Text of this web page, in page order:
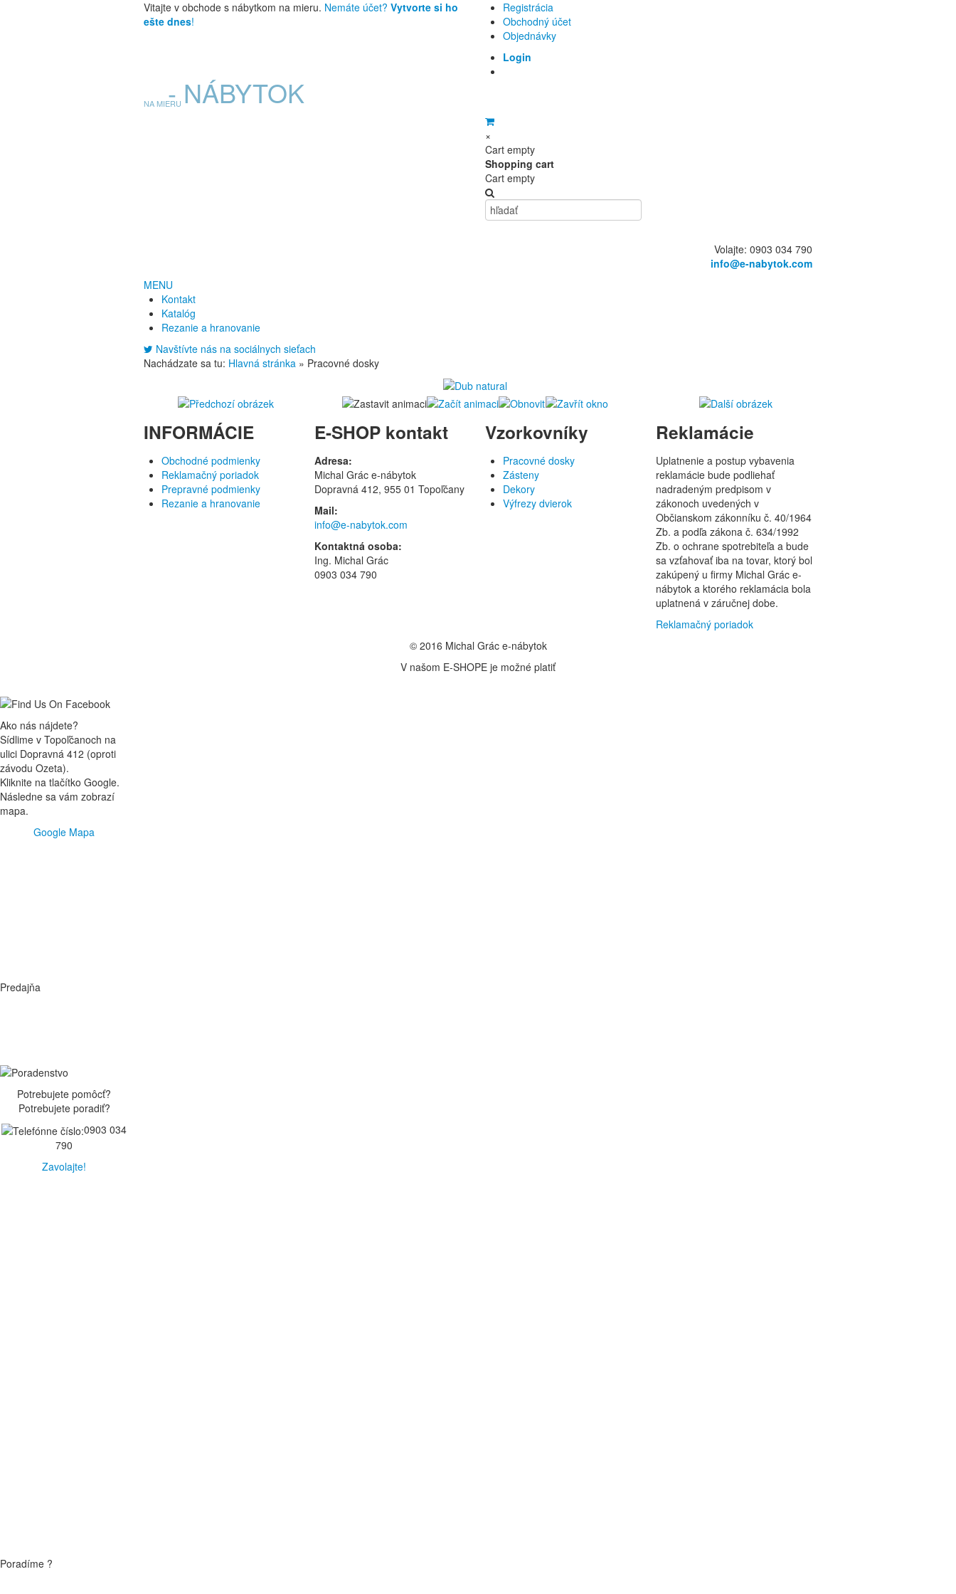
Vitajte v obchode s nábytkom na mieru. Nemáte účet? Vytvorte si ho
ešte dnes!
Registrácia
Obchodný účet
Objednávky
Login
E- NÁBYTOK
NA MIERU
×
Cart empty
Shopping cart
Cart empty
Volajte: 0903 034 790
info@e-nabytok.com
MENU
Kontakt
Katalóg
Rezanie a hranovanie
Navštívte nás na sociálnych sieťach
Nachádzate sa tu: Hlavná stránka » Pracovné dosky
INFORMÁCIE
Obchodné podmienky
Reklamačný poriadok
Prepravné podmienky
Rezanie a hranovanie
E-SHOP kontakt
Adresa:
Michal Grác e-nábytok
Dopravná 412, 955 01 Topoľčany
Mail:
info@e-nabytok.com
Kontaktná osoba:
Ing. Michal Grác
0903 034 790
Vzorkovníky
Pracovné dosky
Zásteny
Dekory
Výfrezy dvierok
Reklamácie
Uplatnenie a postup vybavenia
reklamácie bude podliehať
nadradeným predpisom v
zákonoch uvedených v
Občianskom zákonníku č. 40/1964
Zb. a podľa zákona č. 634/1992
Zb. o ochrane spotrebiteľa a bude
sa vzťahovať iba na tovar, ktorý bol
zakúpený u firmy Michal Grác e-
nábytok a ktorého reklamácia bola
uplatnená v záručnej dobe.
Reklamačný poriadok
© 2016 Michal Grác e-nábytok
V našom E-SHOPE je možné platiť
Ako nás nájdete?
Sídlime v Topoľčanoch na
ulici Dopravná 412 (oproti
závodu Ozeta).
Kliknite na tlačítko Google.
Následne sa vám zobrazí
mapa.
Google Mapa
Predajňa
Potrebujete pomôcť?
Potrebujete poradiť?
0903 034
790
Zavolajte!
Poradíme ?